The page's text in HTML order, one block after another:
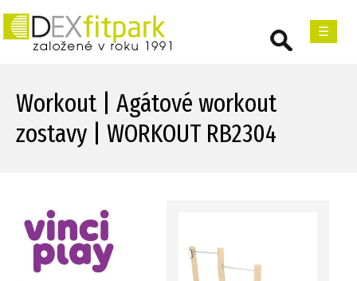
☰
Workout | Agátové workout
zostavy | WORKOUT RB2304